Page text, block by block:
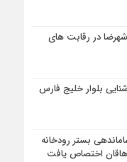
در رقابت های
بلوار خلیج فارس
ساماندهی بستر رودخانه
اختصاص یافت